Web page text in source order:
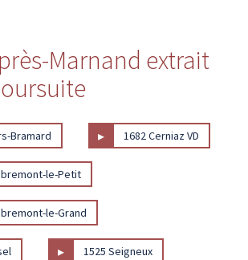
Marnand extrait
Bramard ▸ 1682 Cerniaz VD
le-Petit
le-Grand
▸ 1525 Seigneux